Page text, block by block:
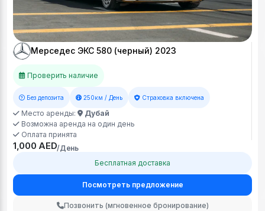
Мерседес ЭКС 580 (черный) 2023
Проверить наличие
Без депозита 250км / День Страховка включена
Место аренды:
Дубай
Возможна аренда на один день
Оплата принята
1,000 AED/День
Бесплатная доставка
Посмотреть предложение
Позвонить (мгновенное бронирование)